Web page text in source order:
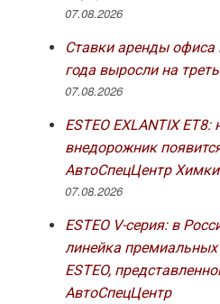
07.08.2026
Ставки аренды
года выросли на треть
07.08.2026
ESTEO EXLANTIX
внедорожник
АвтоСпецЦентр Химки
07.08.2026
ESTEO V-серия: в
линейка
ESTEO,
АвтоСпецЦентр